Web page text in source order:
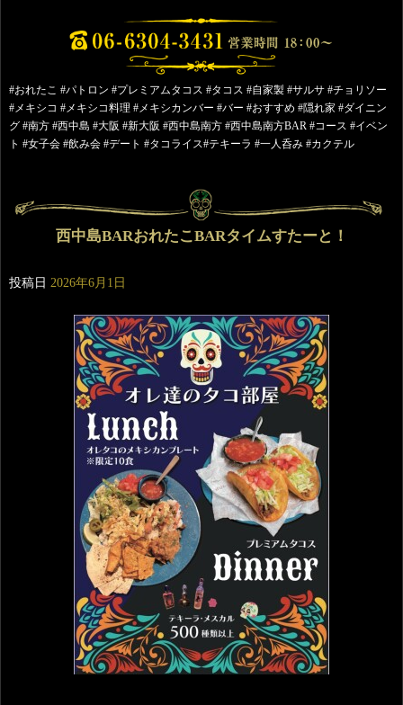
#おれたこ #パトロン #プレミアムタコス #タコス #自家製 #サルサ #チョリソー
#メキシコ #メキシコ料理 #メキシカンバー #バー #おすすめ #隠れ家 #ダイニン
グ #南方 #西中島 #大阪 #新大阪 #西中島南方 #西中島南方BAR #コース #イベン
ト #女子会 #飲み会 #デート #タコライス#テキーラ #一人呑み #カクテル
西中島BARおれたこBARタイムすたーと！
投稿日 2026年6月1日